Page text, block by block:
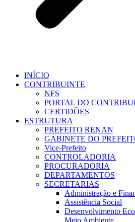
INÍCIO
CONTRIBUINTE
NFS
PORTAL DO
CERTIDÕES
ESTRUTURA
PREFEITO RENAN
GABINETE DO
Vice-Prefeito
CONTROLADORIA
PROCURADORIA
DEPARTAMENTOS
SECRETARIAS
Administração e
Assistência Social
Desenvolvimento
Meio Ambiente